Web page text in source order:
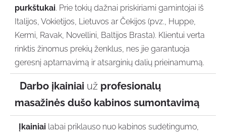
purkštukai. Prie tokių dažnai priskiriami gamintojai iš
Italijos, Vokietijos, Lietuvos ar Čekijos (pvz., Huppe,
Kermi, Ravak, Novellini, Baltijos Brasta). Klientui verta
rinktis žinomus prekių ženklus, nes jie garantuoja
geresnį aptarnavimą ir atsarginių dalių prieinamumą.
Darbo įkainiai už profesionalų
masažinės dušo kabinos sumontavimą
Įkainiailabai priklauso nuo kabinos sudėtingumo,